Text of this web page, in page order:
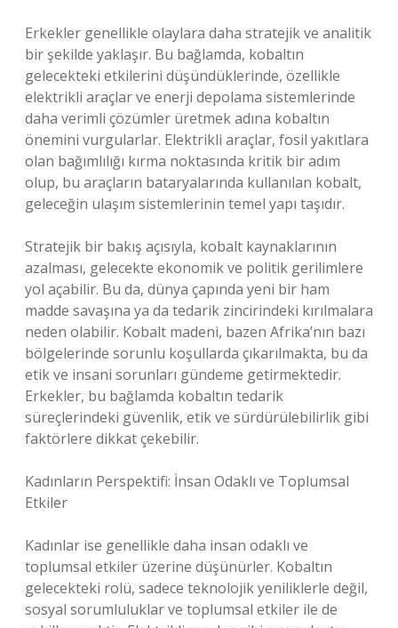
Erkekler genellikle olaylara daha stratejik ve analitik
bir şekilde yaklaşır. Bu bağlamda, kobaltın
gelecekteki etkilerini düşündüklerinde, özellikle
elektrikli araçlar ve enerji depolama sistemlerinde
daha verimli çözümler üretmek adına kobaltın
önemini vurgularlar. Elektrikli araçlar, fosil yakıtlara
olan bağımlılığı kırma noktasında kritik bir adım
olup, bu araçların bataryalarında kullanılan kobalt,
geleceğin ulaşım sistemlerinin temel yapı taşıdır.
Stratejik bir bakış açısıyla, kobalt kaynaklarının
azalması, gelecekte ekonomik ve politik gerilimlere
yol açabilir. Bu da, dünya çapında yeni bir ham
madde savaşına ya da tedarik zincirindeki kırılmalara
neden olabilir. Kobalt madeni, bazen Afrika’nın bazı
bölgelerinde sorunlu koşullarda çıkarılmakta, bu da
etik ve insani sorunları gündeme getirmektedir.
Erkekler, bu bağlamda kobaltın tedarik
süreçlerindeki güvenlik, etik ve sürdürülebilirlik gibi
faktörlere dikkat çekebilir.
Kadınların Perspektifi: İnsan Odaklı ve Toplumsal
Etkiler
Kadınlar ise genellikle daha insan odaklı ve
toplumsal etkiler üzerine düşünürler. Kobaltın
gelecekteki rolü, sadece teknolojik yeniliklerle değil,
sosyal sorumluluklar ve toplumsal etkiler ile de